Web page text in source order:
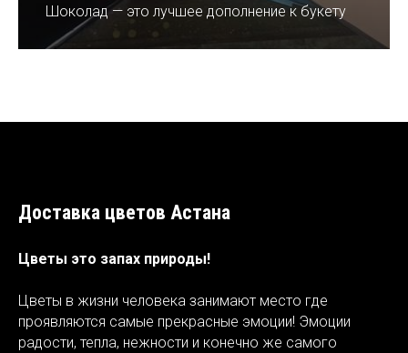
Шоколад — это лучшее дополнение к букету
Доставка цветов Астана
Цветы это запах природы!
Цветы в жизни человека занимают место где
проявляются самые прекрасные эмоции! Эмоции
радости, тепла, нежности и конечно же самого